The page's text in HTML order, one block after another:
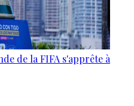
de la FIFA s'apprête à